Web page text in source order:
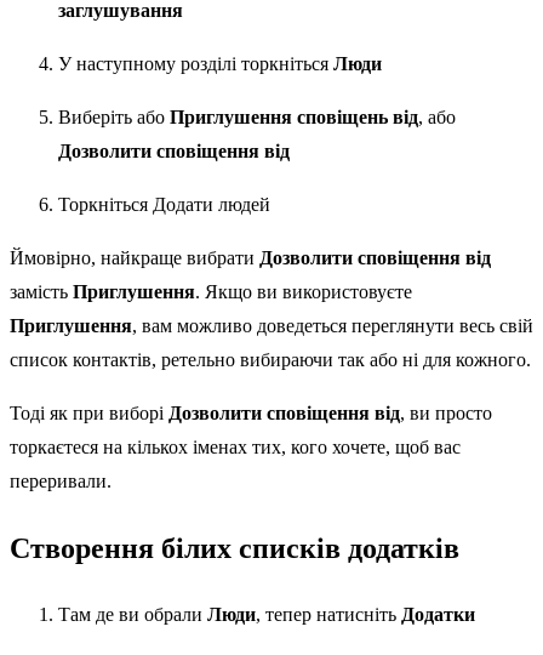
заглушування
У наступному розділі торкніться Люди
Виберіть або Приглушення сповіщень від, або
Дозволити сповіщення від
Торкніться Додати людей
Ймовірно, найкраще вибрати Дозволити сповіщення від
замість Приглушення. Якщо ви використовуєте
Приглушення, вам можливо доведеться переглянути весь свій
список контактів, ретельно вибираючи так або ні для кожного.
Тоді як при виборі Дозволити сповіщення від, ви просто
торкаєтеся на кількох іменах тих, кого хочете, щоб вас
переривали.
Створення білих списків додатків
Там де ви обрали Люди, тепер натисніть Додатки